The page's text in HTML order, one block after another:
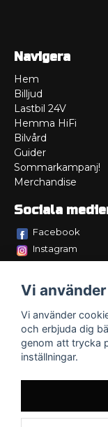
Navigera
Hem
Billjud
Lastbil 24V
Hemma HiFi
Bilvård
Guider
Sommarkampanj!
Merchandise
Sociala
Facebook
Instagram
Vi
Vi använder
och erbjuda dig
genom att trycka
inställningar.